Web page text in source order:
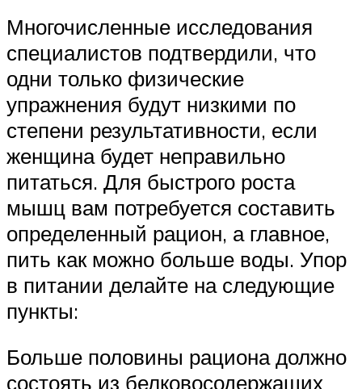
Многочисленные исследования
специалистов подтвердили, что
одни только физические
упражнения будут низкими по
степени результативности, если
женщина будет неправильно
питаться. Для быстрого роста
мышц вам потребуется составить
определенный рацион, а главное,
пить как можно больше воды. Упор
в питании делайте на следующие
пункты:
Больше половины рациона должно
состоять из белковосодержащих